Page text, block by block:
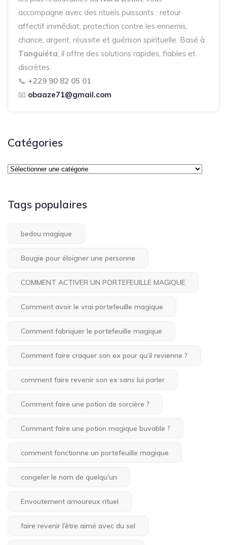
accompagne avec des rituels puissants : retour
affectif immédiat, protection contre les ennemis,
chance, argent, réussite et guérison spirituelle. Basé à
Tanguiéta, il offre des solutions rapides, fiables et
discrètes.
📞 +229 90 82 05 01
📧 obaaze71@gmail.com
Catégories
Tags populaires
bedou magique
Bougie pour éloigner une personne
COMMENT ACTIVER UN PORTEFEUILLE MAGIQUE
Comment avoir le vrai portefeuille magique
Comment fabriquer le portefeuille magique
Comment faire craquer son ex pour qu’il revienne ?
comment faire revenir son ex sans lui parler
Comment faire une potion de sorcière ?
Comment faire une potion magique buvable ?
comment fonctionne un portefeuille magique
congeler le nom de quelqu'un
Envoutement amoureux rituel
faire revenir l’être aimé avec du sel